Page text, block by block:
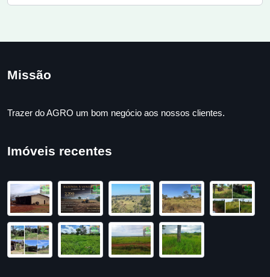
Missão
Trazer do AGRO um bom negócio aos nossos clientes.
Imóveis recentes